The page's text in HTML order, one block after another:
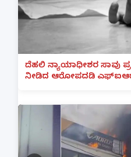
ದೆಹಲಿ ನ್ಯಾಯಾಧೀಶರ ಸಾವು
ನೀಡಿದ ಆರೋಪದಡಿ ಎಫ್‌ಐಆರ್